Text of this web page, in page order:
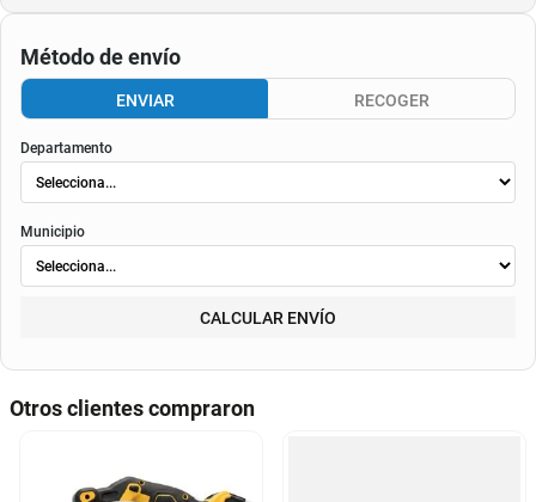
Método de envío
ENVIAR RECOGER
Departamento
Municipio
CALCULAR ENVÍO
Otros clientes compraron